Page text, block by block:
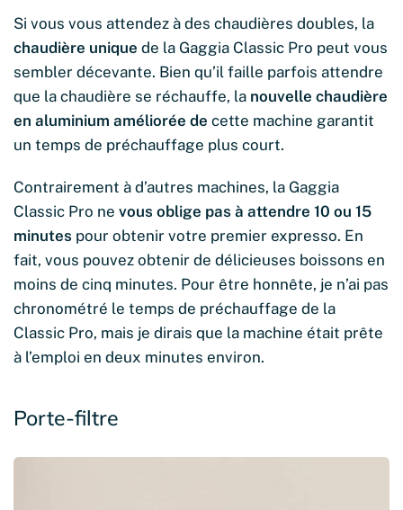
Si vous vous attendez à des chaudières doubles, la
chaudière unique de la Gaggia Classic Pro peut vous
sembler décevante. Bien qu’il faille parfois attendre
que la chaudière se réchauffe, la nouvelle chaudière
en aluminium améliorée de cette machine garantit
un temps de préchauffage plus court.
Contrairement à d’autres machines, la Gaggia
Classic Pro ne vous oblige pas à attendre 10 ou 15
minutes pour obtenir votre premier expresso. En
fait, vous pouvez obtenir de délicieuses boissons en
moins de cinq minutes. Pour être honnête, je n’ai pas
chronométré le temps de préchauffage de la
Classic Pro, mais je dirais que la machine était prête
à l’emploi en deux minutes environ.
Porte-filtre